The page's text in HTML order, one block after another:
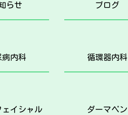
らせ ブログ
病内科 循環器内科
ェイシャル ダーマペン